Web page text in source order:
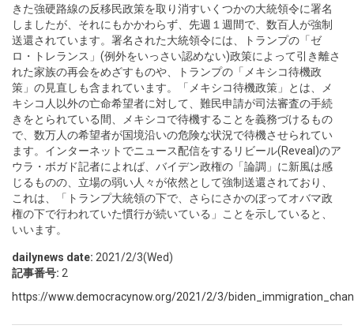
きた強硬路線の反移民政策を取り消すいくつかの大統領令に署名
しましたが、それにもかかわらず、先週１週間で、数百人が強制
送還されています。署名された大統領令には、トランプの「ゼ
ロ・トレランス」(例外をいっさい認めない)政策によって引き離さ
れた家族の再会をめざすものや、トランプの「メキシコ待機政
策」の見直しも含まれています。「メキシコ待機政策」とは、メ
キシコ人以外の亡命希望者に対して、難民申請が司法審査の手続
きをとられている間、メキシコで待機することを義務づけるもの
で、数万人の希望者が国境沿いの危険な状況で待機させられてい
ます。インターネットでニュース配信をするリビール(Reveal)のア
ウラ・ボガド記者によれば、バイデン政権の「論調」に新風は感
じるものの、立場の弱い人々が依然として強制送還されており、
これは、「トランプ大統領の下で、さらにさかのぼってオバマ政
権の下で行われていた慣行が続いている」ことを示していると、
いいます。
dailynews date: 2021/2/3(Wed)
記事番号: 2
https://www.democracynow.org/2021/2/3/